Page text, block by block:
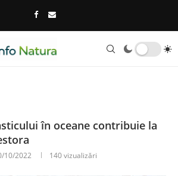
în oceane contribuie la
10/2022 140vizualizări